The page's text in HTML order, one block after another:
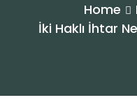
Home
İki Haklı İhtar